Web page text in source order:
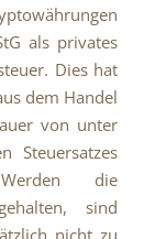
als privates
Dies hat
dem Handel
von unter
Steuersatzes
die
sind